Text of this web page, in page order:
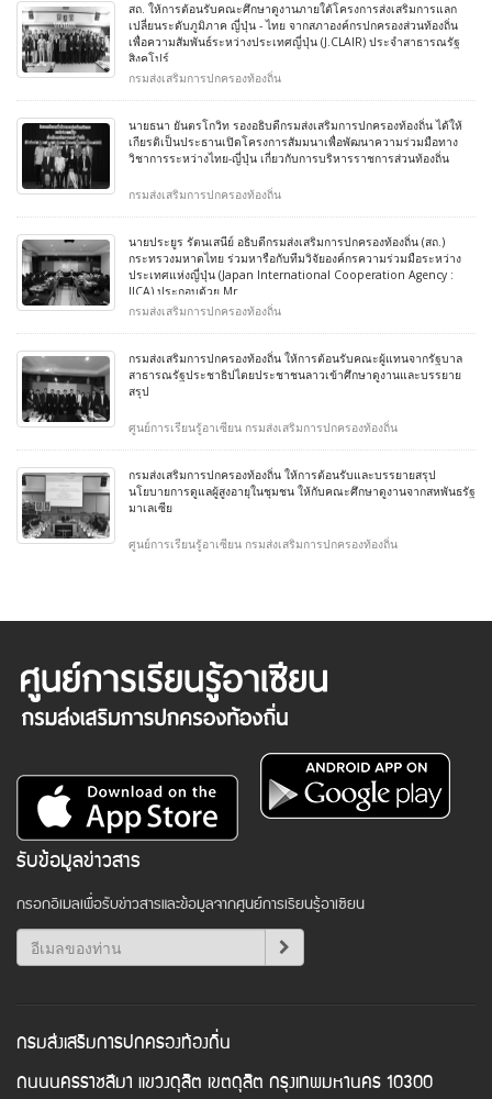
สถ. ให้การต้อนรับคณะศึกษาดูงานภายใต้โครงการส่งเสริมการแลก
เปลี่ยนระดับภูมิภาค ญี่ปุ่น - ไทย จากสภาองค์กรปกครองส่วนท้องถิ่น
เพื่อความสัมพันธ์ระหว่างประเทศญี่ปุ่น (J.CLAIR) ประจำสาธารณรัฐ
สิงคโปร์
กรมส่งเสริมการปกครองท้องถิ่น
นายธนา ยันตรโกวิท รองอธิบดีกรมส่งเสริมการปกครองท้องถิ่น ได้ให้
เกียรติเป็นประธานเปิดโครงการสัมมนาเพื่อพัฒนาความร่วมมือทาง
วิชาการระหว่างไทย-ญี่ปุ่น เกี่ยวกับการบริหารราชการส่วนท้องถิ่น
กรมส่งเสริมการปกครองท้องถิ่น
นายประยูร รัตนเสนีย์ อธิบดีกรมส่งเสริมการปกครองท้องถิ่น (สถ.)
กระทรวงมหาดไทย ร่วมหารือกับทีมวิจัยองค์กรความร่วมมือระหว่าง
ประเทศแห่งญี่ปุ่น (Japan International Cooperation Agency :
JICA) ประกอบด้วย Mr
กรมส่งเสริมการปกครองท้องถิ่น
กรมส่งเสริมการปกครองท้องถิ่น ให้การต้อนรับคณะผู้แทนจากรัฐบาล
สาธารณรัฐประชาธิปไตยประชาชนลาวเข้าศึกษาดูงานและบรรยาย
สรุป
ศูนย์การเรียนรู้อาเซียน กรมส่งเสริมการปกครองท้องถิ่น
กรมส่งเสริมการปกครองท้องถิ่น ให้การต้อนรับและบรรยายสรุป
นโยบายการดูแลผู้สูงอายุในชุมชน ให้กับคณะศึกษาดูงานจากสหพันธรัฐ
มาเลเซีย
ศูนย์การเรียนรู้อาเซียน กรมส่งเสริมการปกครองท้องถิ่น
รับข้อมูลข่าวสาร
กรอกอีเมลเพื่อรับข่าวสารและข้อมูลจากศูนย์การเรียนรู้อาเซียน
กรมส่งเสริมการปกครองท้องถิ่น
ถนนนครราชสีมา แขวงดุสิต เขตดุสิต กรุงเทพมหานคร 10300